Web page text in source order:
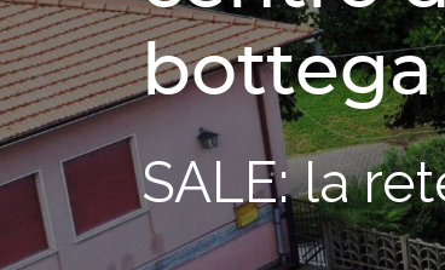
bottega
SALE: la